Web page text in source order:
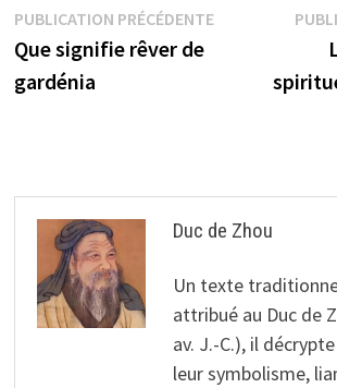
Navigation
de
l’article
PUBLICATION PRÉCÉDENTEPublication
Que signifie rêver de
gardénia
Duc de Zhou
Un texte
attribué au Duc de
av. J.-C.), il
leur symbolisme,